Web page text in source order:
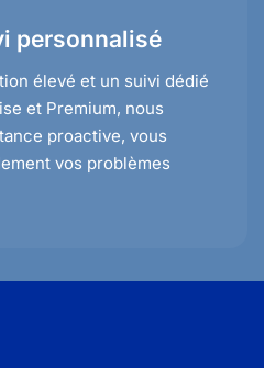
personnalisé
élevé et un suivi dédié
et Premium, nous
proactive, vous
vos problèmes